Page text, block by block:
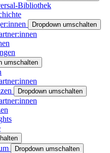
Bibliothek
Dropdown umschalten
umschalten
Dropdown umschalten
Dropdown umschalten